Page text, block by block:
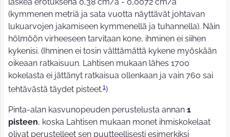
(kymmenen metriä ja sata vuotta näyttävät johtavan
lukuarvojen jakamiseen kymmenellä ja tuhannella). Näin
hölmöön virheeseen tarvitaan kone, ihminen ei siihen
kykenisi. (Ihminen ei tosin välttämättä kykene myöskään
oikeaan ratkaisuun. Lahtisen mukaan lähes 1700
kokelasta ei jättänyt ratkaisua ollenkaan ja vain 760 sai
tehtävästä täydet pisteet.1)
Pinta-alan kasvunopeuden perustelusta annan 1
pisteen, koska Lahtisen mukaan monet ihmiskokelaat
olivat perustelleet sen puutteellisesti esimerkiksi